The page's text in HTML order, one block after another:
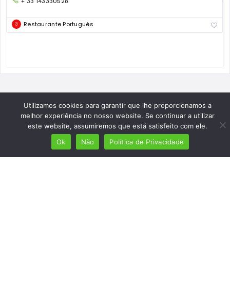
Restaurante Português
Utilizamos cookies para garantir que lhe proporcionamos a
melhor experiência no nosso website. Se continuar a utilizar
este website, assumiremos que está satisfeito com ele.
Ok
Não Política de Privacidade